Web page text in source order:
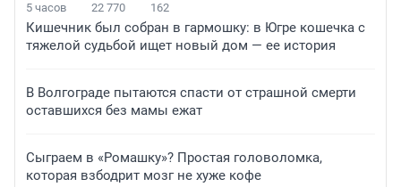
5 часов 22 770 162
Кишечник был собран в гармошку: в Югре кошечка с
тяжелой судьбой ищет новый дом — ее история
В Волгограде пытаются спасти от страшной смерти
оставшихся без мамы ежат
Сыграем в «Ромашку»? Простая головоломка,
которая взбодрит мозг не хуже кофе